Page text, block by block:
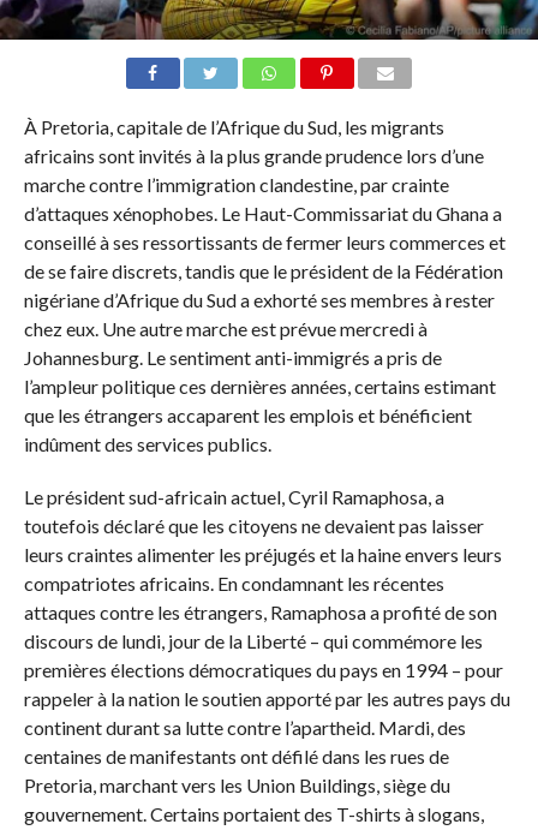
À Pretoria, capitale de l’Afrique du Sud, les migrants
africains sont invités à la plus grande prudence lors d’une
marche contre l’immigration clandestine, par crainte
d’attaques xénophobes. Le Haut-Commissariat du Ghana a
conseillé à ses ressortissants de fermer leurs commerces et
de se faire discrets, tandis que le président de la Fédération
nigériane d’Afrique du Sud a exhorté ses membres à rester
chez eux. Une autre marche est prévue mercredi à
Johannesburg. Le sentiment anti-immigrés a pris de
l’ampleur politique ces dernières années, certains estimant
que les étrangers accaparent les emplois et bénéficient
indûment des services publics.
Le président sud-africain actuel, Cyril Ramaphosa, a
toutefois déclaré que les citoyens ne devaient pas laisser
leurs craintes alimenter les préjugés et la haine envers leurs
compatriotes africains. En condamnant les récentes
attaques contre les étrangers, Ramaphosa a profité de son
discours de lundi, jour de la Liberté – qui commémore les
premières élections démocratiques du pays en 1994 – pour
rappeler à la nation le soutien apporté par les autres pays du
continent durant sa lutte contre l’apartheid. Mardi, des
centaines de manifestants ont défilé dans les rues de
Pretoria, marchant vers les Union Buildings, siège du
gouvernement. Certains portaient des T-shirts à slogans,